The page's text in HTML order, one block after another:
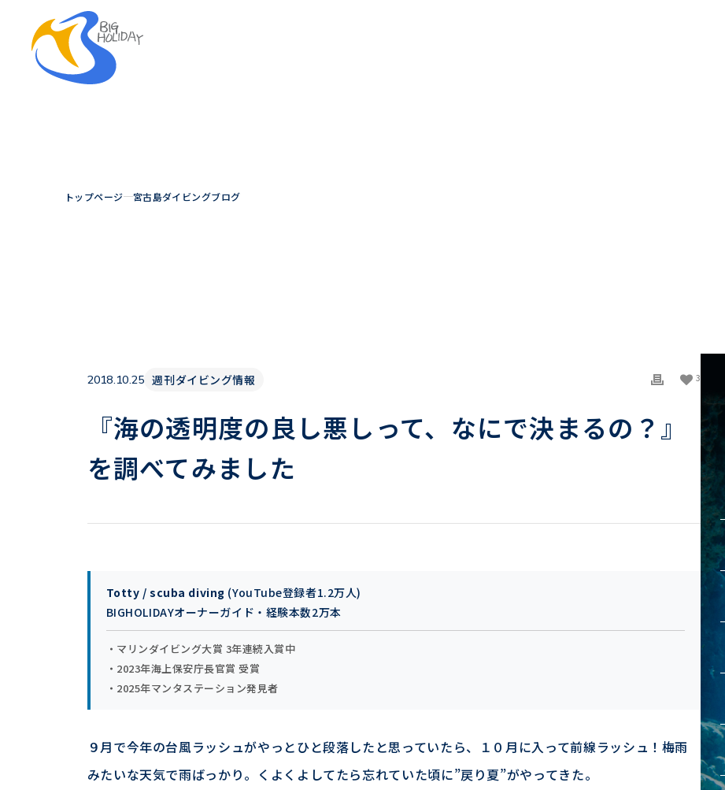
トップページ 宮古島ダイビングブログ
2018.10.25 週刊ダイビング情報 3
『海の透明度の良し悪しって、なにで決まるの？』
を調べてみました
Totty / scuba diving (YouTube登録者1.2万人)
BIGHOLIDAYオーナーガイド・経験本数2万本
・マリンダイビング大賞 3年連続入賞中
・2023年海上保安庁長官賞 受賞
・2025年マンタステーション発見者
９月で今年の台風ラッシュがやっとひと段落したと思っていたら、１０月に入って前線ラッシュ！梅雨
みたいな天気で雨ばっかり。くよくよしてたら忘れていた頃に”戻り夏”がやってきた。